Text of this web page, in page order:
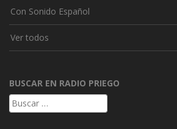
Con Sonido Español
Ver todos
BUSCAR EN RADIO PRIEGO
Buscar: